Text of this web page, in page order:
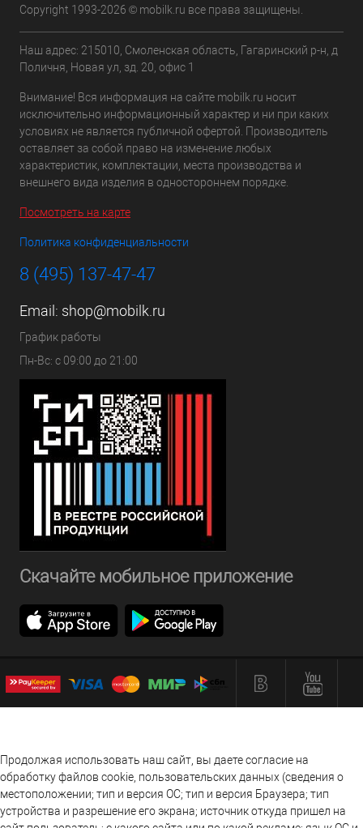
Copyright 1993-2026 © mobilk.ru все права защищены.
Наш адрес: 215010, Смоленская область, Гагаринский р-н, д
Поличня, Новая ул, зд. 20, офис 1
Внимание! Вся информация на сайте mobilk.ru носит
исключительно информационный характер и ни при каких
условиях не является публичной офертой. Производитель
оставляет за собой право на изменение любых
характеристик, комплектации, места производства и
внешнего вида изделия в одностороннем порядке.
Посмотреть на карте
Политика конфиденциальности
8 (495) 137-47-47
Email: shop@mobilk.ru
График работы
Пн-Вс: с 09:00 до 21:00
Скачайте мобильное приложение
Продолжая использовать наш сайт, вы даете согласие на
обработку файлов cookie, пользовательских данных (сведения о
местоположении; тип и версия ОС; тип и версия Браузера; тип
устройства и разрешение его экрана; источник откуда пришел на